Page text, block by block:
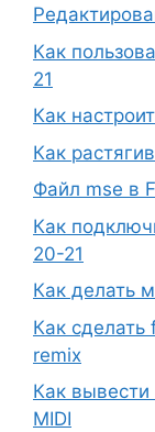
Как
21
Как
Как
Файл mse в
Как
20-21
Как делать
Как
remix
Как
MIDI